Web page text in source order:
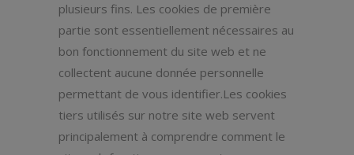
plusieurs fins. Les cookies de première
partie sont essentiellement nécessaires au
bon fonctionnement du site web et ne
collectent aucune donnée personnelle
permettant de vous identifier.Les cookies
tiers utilisés sur notre site web servent
principalement à comprendre comment le